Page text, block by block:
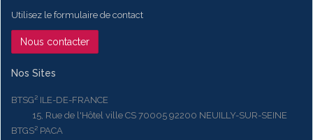
Utilisez le formulaire de contact
Nous contacter
Nos Sites
BTSG² ILE-DE-FRANCE
15, Rue de l'Hôtel ville CS 70005 92200 NEUILLY-SUR-SEINE
BTGS² PACA